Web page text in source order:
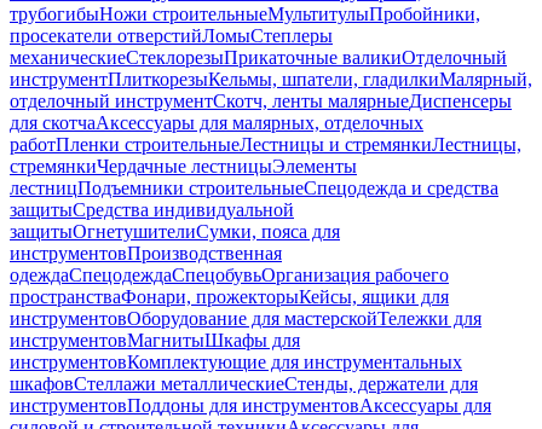
трубогибыНожи строительныеМультитулыПробойники,
просекатели отверстийЛомыСтеплеры
механическиеСтеклорезыПрикаточные валикиОтделочный
инструментПлиткорезыКельмы, шпатели, гладилкиМалярный,
отделочный инструментСкотч, ленты малярныеДиспенсеры
для скотчаАксессуары для малярных, отделочных
работПленки строительныеЛестницы и стремянкиЛестницы,
стремянкиЧердачные лестницыЭлементы
лестницПодъемники строительныеСпецодежда и средства
защитыСредства индивидуальной
защитыОгнетушителиСумки, пояса для
инструментовПроизводственная
одеждаСпецодеждаСпецобувьОрганизация рабочего
пространстваФонари, прожекторыКейсы, ящики для
инструментовОборудование для мастерскойТележки для
инструментовМагнитыШкафы для
инструментовКомплектующие для инструментальных
шкафовСтеллажи металлическиеСтенды, держатели для
инструментовПоддоны для инструментовАксессуары для